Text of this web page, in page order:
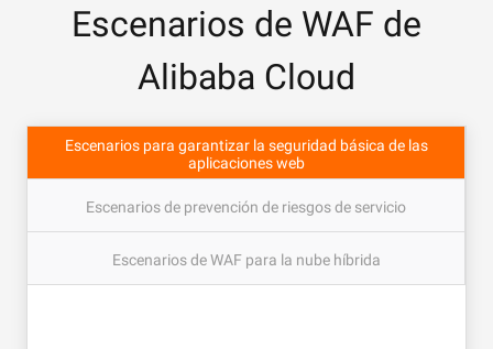
Escenarios de WAF de
Alibaba Cloud
Escenarios para garantizar la seguridad básica de las
aplicaciones web
Escenarios de prevención de riesgos de servicio
Escenarios de WAF para la nube híbrida